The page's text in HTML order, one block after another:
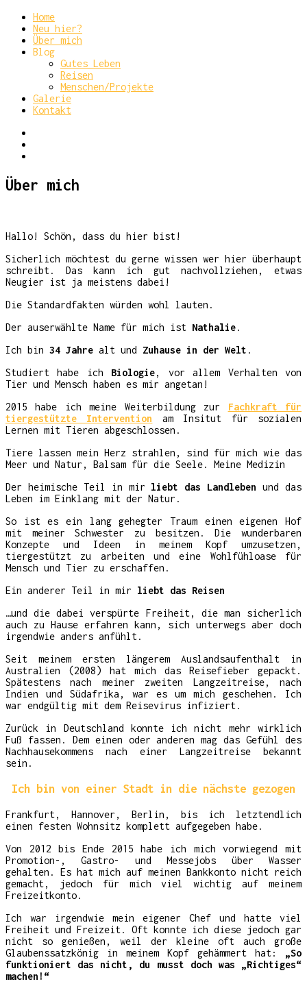
Home
Neu hier?
Über mich
Blog
Gutes Leben
Reisen
Menschen/Projekte
Galerie
Kontakt
Über mich
Hallo! Schön, dass du hier bist!
Sicherlich möchtest du gerne wissen wer hier überhaupt
schreibt. Das kann ich gut nachvollziehen, etwas
Neugier ist ja meistens dabei!
Die Standardfakten würden wohl lauten.
Der auserwählte Name für mich ist Nathalie.
Ich bin 34 Jahre alt und Zuhause in der Welt .
Studiert habe ich Biologie, vor allem Verhalten von
Tier und Mensch haben es mir angetan!
2015 habe ich meine Weiterbildung zur Fachkraft für
tiergestützte Intervention am Insitut für sozialen
Lernen mit Tieren abgeschlossen.
Tiere lassen mein Herz strahlen, sind für mich wie das
Meer und Natur, Balsam für die Seele. Meine Medizin
Der heimische Teil in mir liebt das Landleben und das
Leben im Einklang mit der Natur.
So ist es ein lang gehegter Traum einen eigenen Hof
mit meiner Schwester zu besitzen. Die wunderbaren
Konzepte und Ideen in meinem Kopf umzusetzen,
tiergestützt zu arbeiten und eine Wohlfühloase für
Mensch und Tier zu erschaffen.
Ein anderer Teil in mir liebt das Reisen
…und die dabei verspürte Freiheit, die man sicherlich
auch zu Hause erfahren kann, sich unterwegs aber doch
irgendwie anders anfühlt.
Seit meinem ersten längerem Auslandsaufenthalt in
Australien (2008) hat mich das Reisefieber gepackt.
Spätestens nach meiner zweiten Langzeitreise, nach
Indien und Südafrika, war es um mich geschehen. Ich
war endgültig mit dem Reisevirus infiziert.
Zurück in Deutschland konnte ich nicht mehr wirklich
Fuß fassen. Dem einen oder anderen mag das Gefühl des
Nachhausekommens nach einer Langzeitreise bekannt
sein.
Ich bin von einer Stadt in die nächste gezogen
Frankfurt, Hannover, Berlin, bis ich letztendlich
einen festen Wohnsitz komplett aufgegeben habe.
Von 2012 bis Ende 2015 habe ich mich vorwiegend mit
Promotion-, Gastro- und Messejobs über Wasser
gehalten. Es hat mich auf meinen Bankkonto nicht reich
gemacht, jedoch für mich viel wichtig auf meinem
Freizeitkonto.
Ich war irgendwie mein eigener Chef und hatte viel
Freiheit und Freizeit. Oft konnte ich diese jedoch gar
nicht so genießen, weil der kleine oft auch große
Glaubenssatzkönig in meinem Kopf gehämmert hat: „So
funktioniert das nicht, du musst doch was „Richtiges“
machen!“